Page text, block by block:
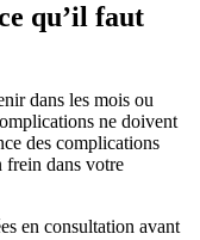
qu’il faut
dans les mois ou
ne doivent
des complications
frein dans votre
en consultation avant